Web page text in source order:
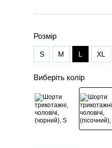
Розмір
S M L XL
Виберіть колір